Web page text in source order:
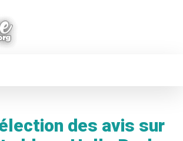
des avis sur